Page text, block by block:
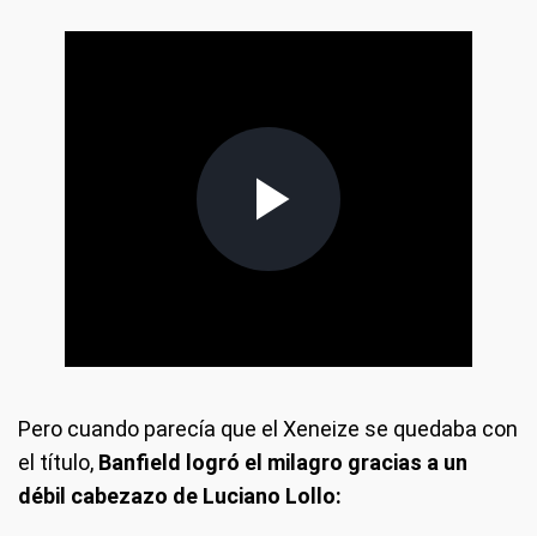
Pero cuando parecía que el Xeneize se quedaba con
el título, Banfield logró el milagro gracias a un
débil cabezazo de Luciano Lollo: